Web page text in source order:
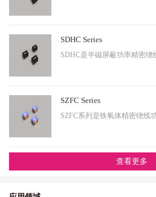
SDHC Series
SZFC Series
查看更多